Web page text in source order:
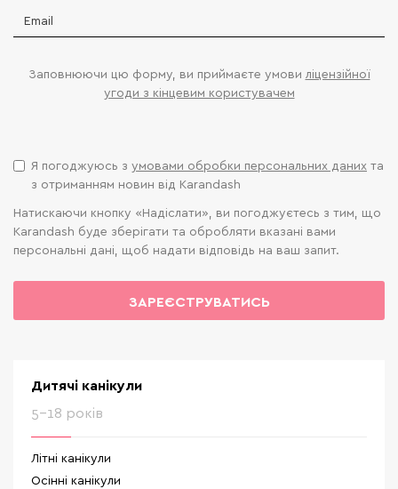
Заповнюючи цю форму, ви приймаєте умови ліцензійної
угоди з кінцевим користувачем
Я погоджуюсь з умовами обробки персональних даних та
з отриманням новин від Karandash
Натискаючи кнопку «Надіслати», ви погоджуєтесь з тим, що
Karandash буде зберігати та обробляти вказані вами
персональні дані, щоб надати відповідь на ваш запит.
ЗАРЕЄСТРУВАТИСЬ
Дитячі канікули
5-18 років
Літні канікули
Осінні канікули